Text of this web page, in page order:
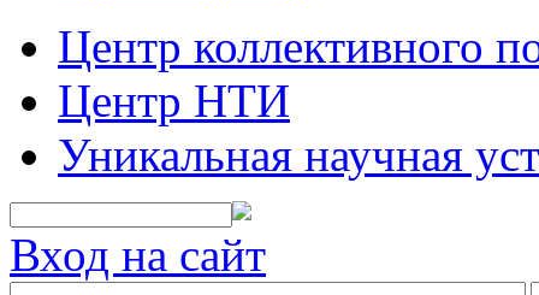
Центр коллективного
Центр НТИ
Уникальная научная
Вход на сайт